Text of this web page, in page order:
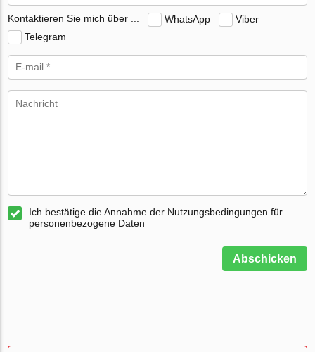
Kontaktieren Sie mich über ... WhatsApp
Viber
Telegram
Ich bestätige die Annahme der Nutzungsbedingungen für
personenbezogene Daten
Abschicken